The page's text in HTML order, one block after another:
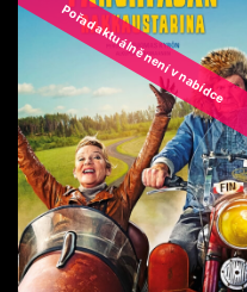
Pořad aktuálně není v nabídce